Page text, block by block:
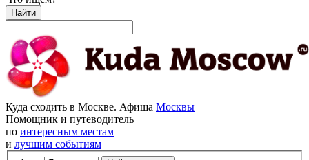
Найти
Куда сходить в Москве. Афиша Москвы
Помощник и путеводитель
по интересным местам
и лучшим событиям